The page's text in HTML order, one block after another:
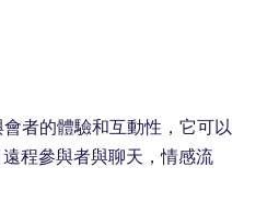
者的體驗和互動性，它可以
程參與者與聊天，情感流